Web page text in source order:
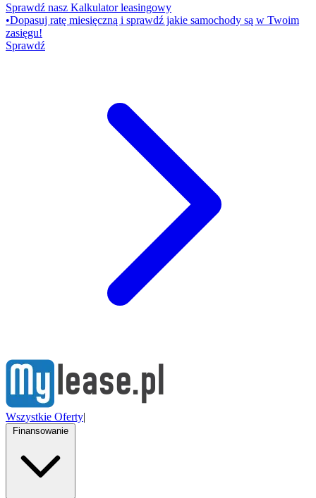
Sprawdź nasz Kalkulator leasingowy
•Dopasuj ratę miesięczną i sprawdź jakie samochody są w Twoim
zasięgu!
Sprawdź
Wszystkie Oferty|